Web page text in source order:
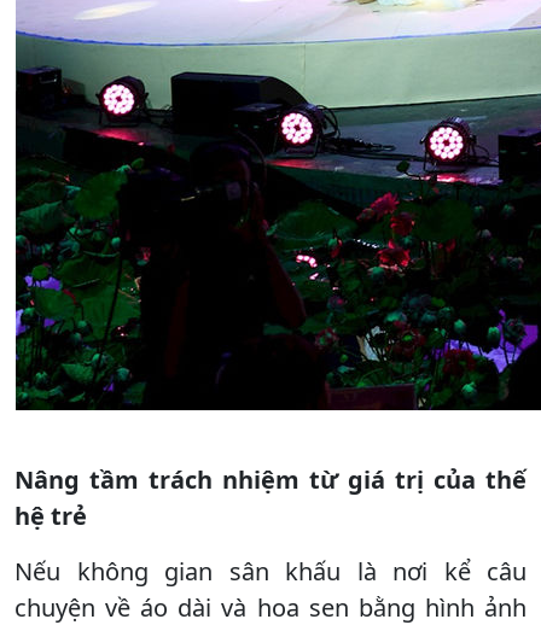
Nâng tầm trách nhiệm từ giá trị của thế
hệ trẻ
Nếu không gian sân khấu là nơi kể câu
chuyện về áo dài và hoa sen bằng hình ảnh